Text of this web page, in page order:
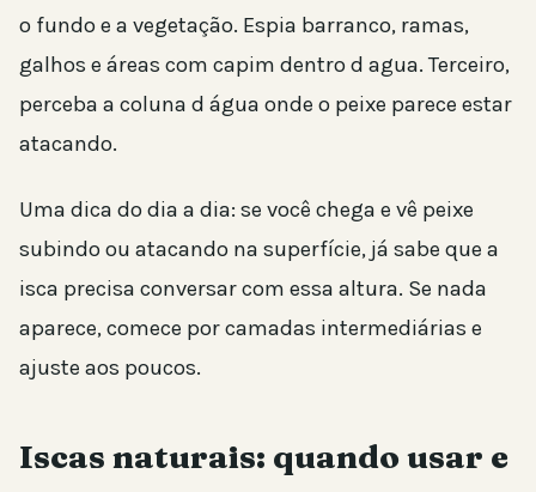
o fundo e a vegetação. Espia barranco, ramas,
galhos e áreas com capim dentro d agua. Terceiro,
perceba a coluna d água onde o peixe parece estar
atacando.
Uma dica do dia a dia: se você chega e vê peixe
subindo ou atacando na superfície, já sabe que a
isca precisa conversar com essa altura. Se nada
aparece, comece por camadas intermediárias e
ajuste aos poucos.
Iscas naturais: quando usar e